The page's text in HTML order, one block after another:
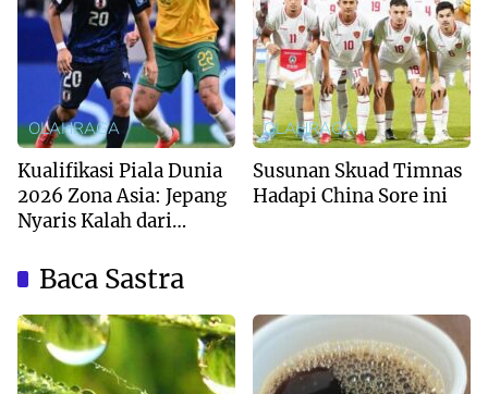
OLAHRAGA
Kualifikasi Piala Dunia
2026 Zona Asia: Jepang
Nyaris Kalah dari
OLAHRAGA
Susunan Skuad Timnas
Hadapi China Sore ini
Baca Sastra